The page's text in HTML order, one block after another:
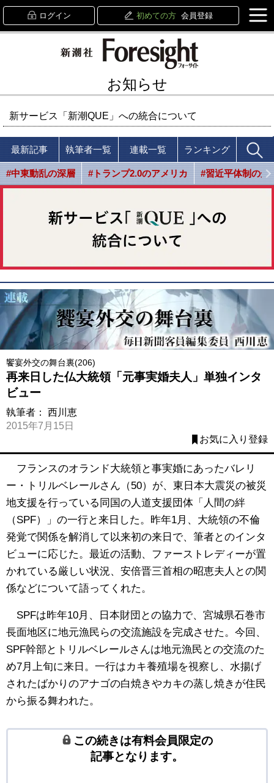
ログイン 初めての方 会員登録
お知らせ
新サービス「新潮QUE」への統合について
最新記事 執筆者一覧 連載一覧 ランキング
#中東動乱の深層 #トランプ2.0のアメリカ #習近平体制の光
饗宴外交の舞台裏(206)
再来日した仏大統領「元事実婚夫人」単独インタ
ビュー
執筆者： 西川恵
2015年7月15日
お気に入り登録
フランスのオランド大統領と事実婚にあったバレリ
ー・トリルベレールさん（50）が、東日本大震災の被災
地支援を行っている同国の人道支援団体「人間の絆
（SPF）」の一行と来日した。昨年1月、大統領の不倫
発覚で関係を解消して以来初の来日で、筆者とのインタ
ビューに応じた。最近の活動、ファーストレディーが置
かれている厳しい状況、安倍晋三首相の昭恵夫人との関
係などについて語ってくれた。
SPFは昨年10月、日本財団との協力で、宮城県石巻市
長面地区に地元漁民らの交流施設を完成させた。今回、
SPF幹部とトリルベレールさんは地元漁民との交流のた
め7月上旬に来日。一行はカキ養殖場を視察し、水揚げ
されたばかりのアナゴの白焼きやカキの蒸し焼きが住民
から振る舞われた。
この続きは有料会員限定の
記事となります。